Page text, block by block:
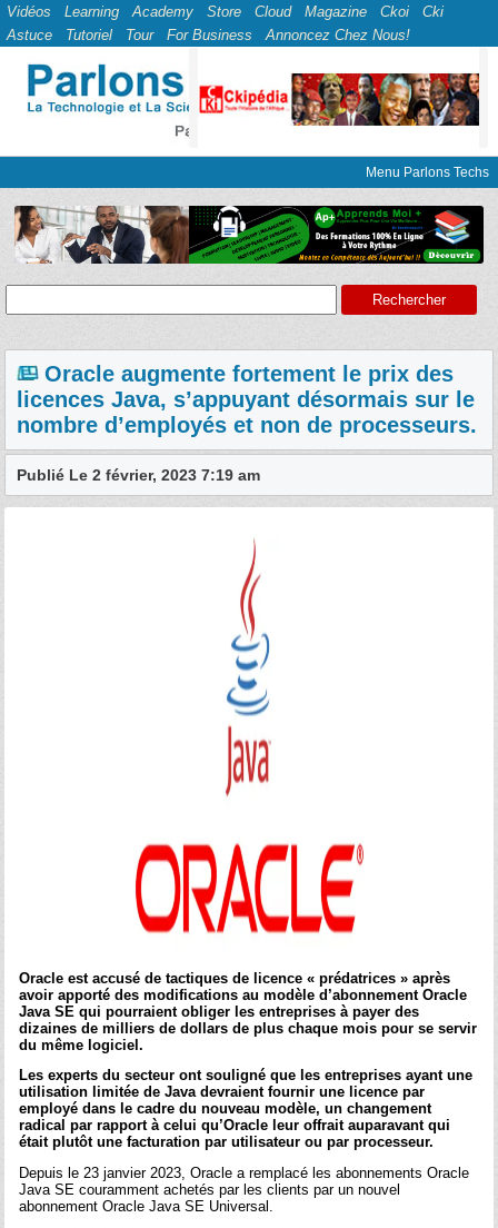
Vidéos Learning Academy Store Cloud Magazine Ckoi
Cki
Astuce
Tutoriel Tour For Business Annoncez Chez Nous!
Menu Parlons Techs
Oracle augmente fortement le prix des
licences Java, s’appuyant désormais sur le
nombre d’employés et non de processeurs.
Publié Le 2 février, 2023 7:19 am
Oracle est accusé de tactiques de licence « prédatrices » après
avoir apporté des modifications au modèle d’abonnement Oracle
Java SE qui pourraient obliger les entreprises à payer des
dizaines de milliers de dollars de plus chaque mois pour se servir
du même logiciel.
Les experts du secteur ont souligné que les entreprises ayant une
utilisation limitée de Java devraient fournir une licence par
employé dans le cadre du nouveau modèle, un changement
radical par rapport à celui qu’Oracle leur offrait auparavant qui
était plutôt une facturation par utilisateur ou par processeur.
Depuis le 23 janvier 2023, Oracle a remplacé les abonnements Oracle
Java SE couramment achetés par les clients par un nouvel
abonnement Oracle Java SE Universal.